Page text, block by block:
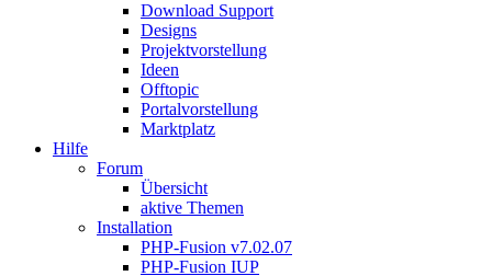
Download Support
Designs
Projektvorstellung
Ideen
Offtopic
Portalvorstellung
Marktplatz
Hilfe
Forum
Übersicht
aktive Themen
Installation
PHP-Fusion v7.02.07
PHP-Fusion IUP